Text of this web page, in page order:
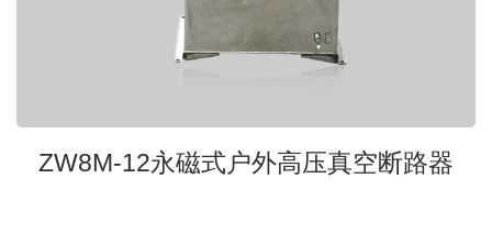
ZW8M-12永磁式户外高压真空断路器